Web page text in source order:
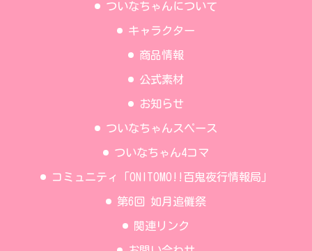
ついなちゃんについて
キャラクター
商品情報
公式素材
お知らせ
ついなちゃんスペース
ついなちゃん4コマ
コミュニティ「ONITOMO!!百鬼夜行情報局」
第6回 如月追儺祭
関連リンク